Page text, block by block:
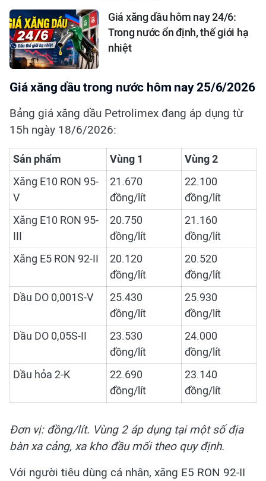
Giá xăng dầu hôm nay 24/6:
Trong nước ổn định, thế giới hạ
nhiệt
Giá xăng dầu trong nước hôm nay 25/6/2026
Bảng giá xăng dầu Petrolimex đang áp dụng từ
15h ngày 18/6/2026:
Sản phẩm Vùng 1
Vùng 2
Xăng E10 RON 95-
V
21.670
đồng/lít
22.100
đồng/lít
Xăng E10 RON 95-
III
20.750
đồng/lít
21.160
đồng/lít
Xăng E5 RON 92-II
20.120
đồng/lít
20.520
đồng/lít
Dầu DO 0,001S-V
25.430
đồng/lít
25.930
đồng/lít
Dầu DO 0,05S-II
23.530
đồng/lít
24.000
đồng/lít
Dầu hỏa 2-K
22.690
đồng/lít
23.140
đồng/lít
Đơn vị: đồng/lít. Vùng 2 áp dụng tại một số địa
bàn xa cảng, xa kho đầu mối theo quy định.
Với người tiêu dùng cá nhân, xăng E5 RON 92-II